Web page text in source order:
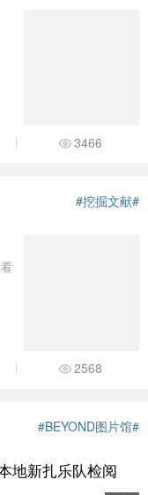
3466
#挖掘文献#
2568
#BEYOND图片馆#
地新扎乐队检阅